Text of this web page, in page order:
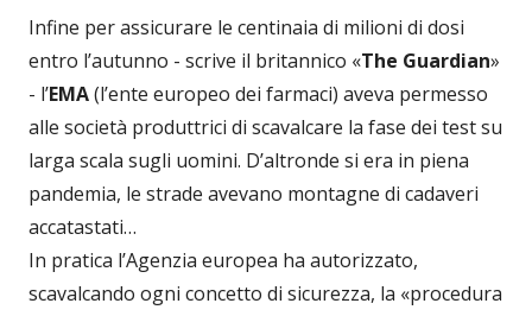
Infine per assicurare le centinaia di milioni di dosi
entro l’autunno - scrive il britannico «The Guardian»
- l’EMA(l’ente europeo dei farmaci) aveva permesso
alle società produttrici di scavalcare la fase dei test su
larga scala sugli uomini. D’altronde si era in piena
pandemia, le strade avevano montagne di cadaveri
accatastati…
In pratica l’Agenzia europea ha autorizzato,
scavalcando ogni concetto di sicurezza, la «procedura